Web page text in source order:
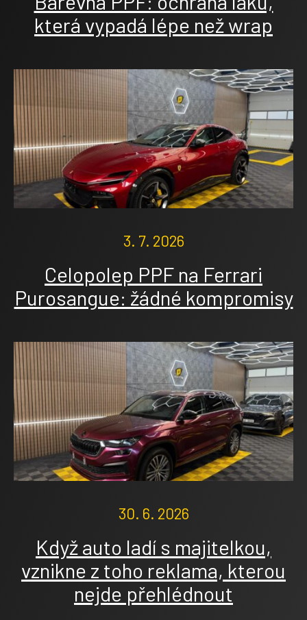
která vypadá lépe než wrap
3. 7. 2026
Celopolep PPF na Ferrari
Purosangue: žádné kompromisy
30. 6. 2026
Když auto ladí s majitelkou,
vznikne z toho reklama, kterou
nejde přehlédnout